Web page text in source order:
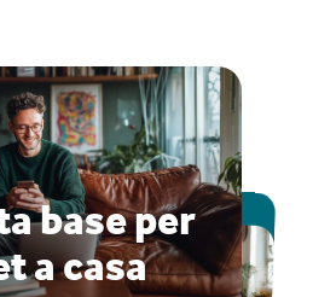
base per
a casa
ONLINE